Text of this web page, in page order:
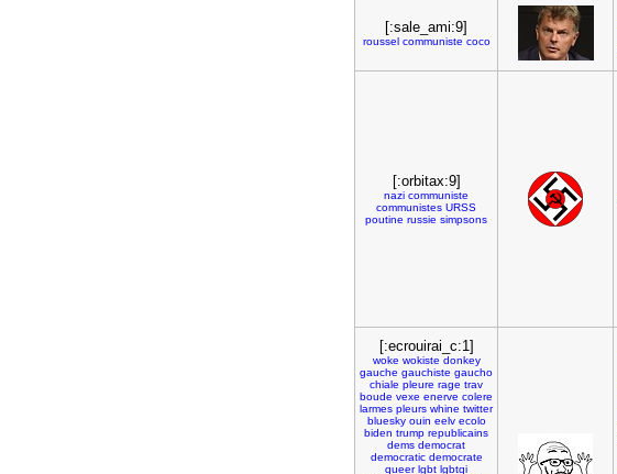
[:sale_ami:9]
roussel communiste coco
[:orbitax:9]
nazi communiste
communistes URSS
poutine russie simpsons
[:ecrouirai_c:1]
woke wokiste donkey
gauche gauchiste gaucho
chiale pleure rage trav
boude vexe enerve colere
larmes pleurs whine twitter
bluesky ouin eelv ecolo
biden trump republicains
dems democrat
democratic democrate
queer lgbt lgbtqi